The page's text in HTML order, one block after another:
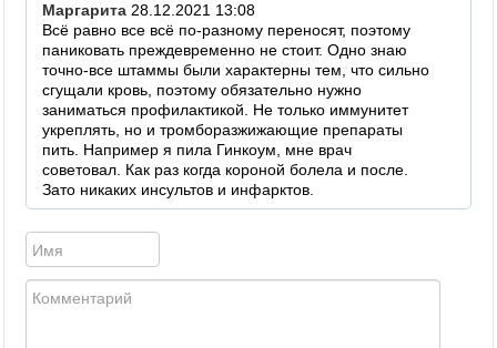
Маргарита 28.12.2021 13:08
Всё равно все всë по-разному переносят, поэтому
паниковать преждевременно не стоит. Одно знаю
точно-все штаммы были характерны тем, что сильно
сгущали кровь, поэтому обязательно нужно
заниматься профилактикой. Не только иммунитет
укреплять, но и тромборазжижающие препараты
пить. Например я пила Гинкоум, мне врач
советовал. Как раз когда короной болела и после.
Зато никаких инсультов и инфарктов.